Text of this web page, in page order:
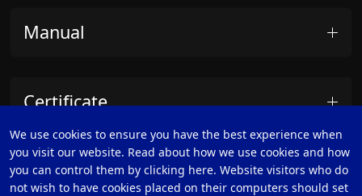
Manual
Certificate
Others
We use cookies to ensure you have the best experience when
you visit our website. Read about how we use cookies and how
you can control them by clicking here. Website visitors who do
not wish to have cookies placed on their computers should set